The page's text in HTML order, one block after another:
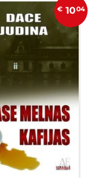
€ 1004